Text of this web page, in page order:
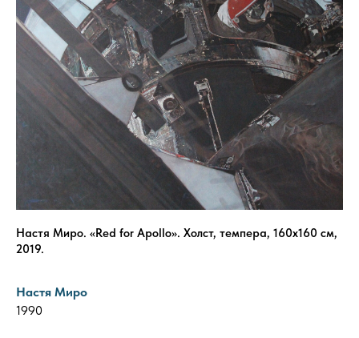
Настя Миро. «Red for Apollo». Холст, темпера, 160х160 см,
2019.
Настя Миро
1990